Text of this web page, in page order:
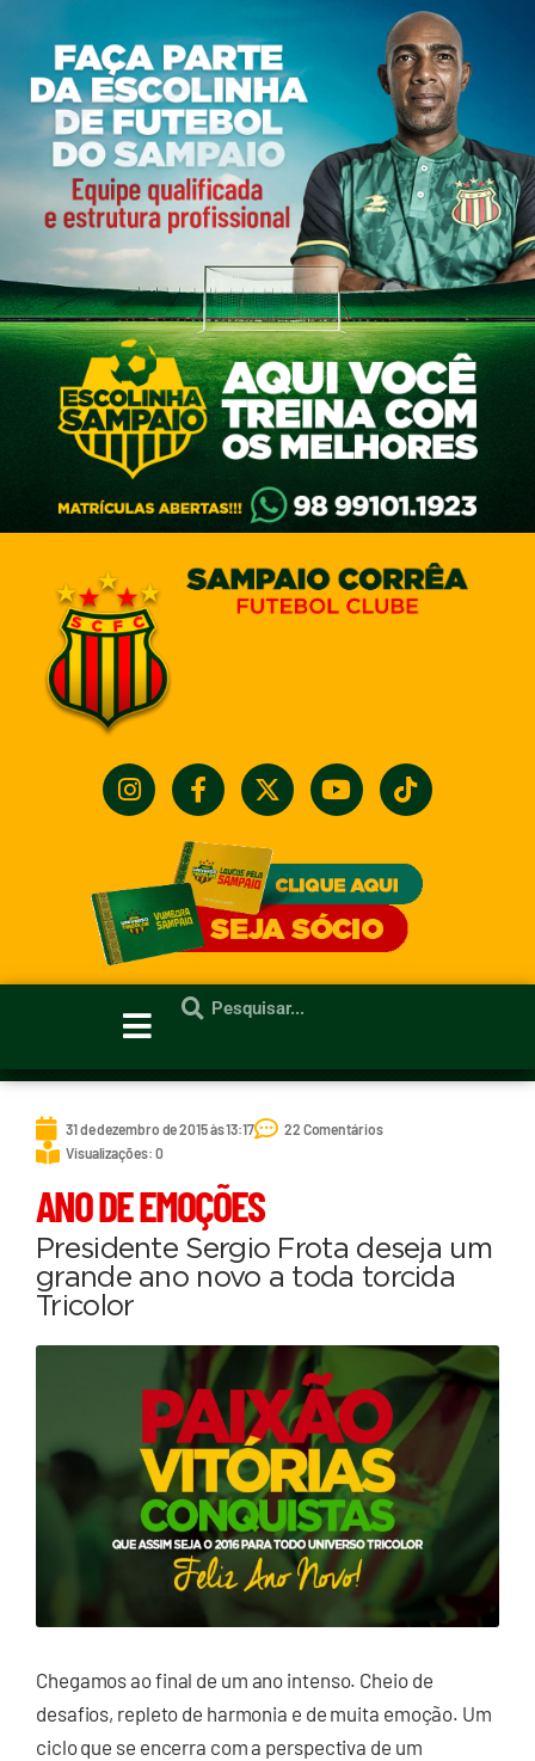
31 de dezembro de 2015 às 13:17
22 Comentários
Visualizações: 0
ANO DE EMOÇÕES
Presidente Sergio Frota deseja um
grande ano novo a toda torcida
Tricolor
Chegamos ao final de um ano intenso. Cheio de
desafios, repleto de harmonia e de muita emoção. Um
ciclo que se encerra com a perspectiva de um